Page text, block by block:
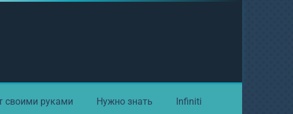
своими руками Нужно знать Infiniti